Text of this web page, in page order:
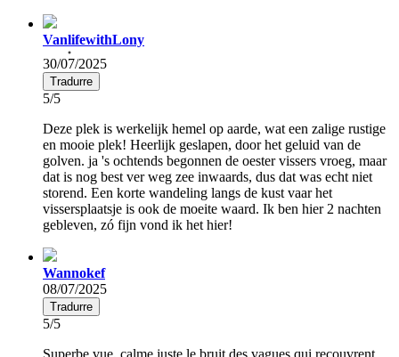
VanlifewithLony
30/07/2025
Tradurre
5/5
Deze plek is werkelijk hemel op aarde, wat een zalige rustige
en mooie plek! Heerlijk geslapen, door het geluid van de
golven. ja 's ochtends begonnen de oester vissers vroeg, maar
dat is nog best ver weg zee inwaards, dus dat was echt niet
storend. Een korte wandeling langs de kust vaar het
vissersplaatsje is ook de moeite waard. Ik ben hier 2 nachten
gebleven, zó fijn vond ik het hier!
Wannokef
08/07/2025
Tradurre
5/5
Superbe vue, calme juste le bruit des vagues qui recouvrent